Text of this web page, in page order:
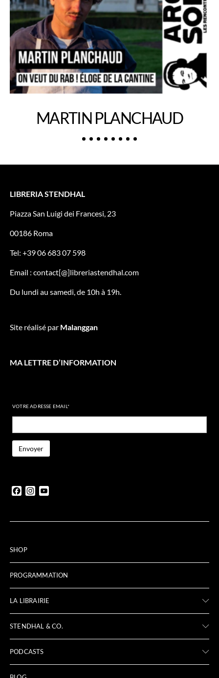
MARTIN PLANCHAUD
LIBRERIA STENDHAL
Piazza San Luigi dei Francesi, 23
00186 Roma
Tel: +39 06 683 07 598
Email : contact[@]libreriastendhal.com
Du lundi au samedi, de 10h à 19h.
Site réalisé par Malanggan
MA LETTRE D’INFORMATION
VOTRE ADRESSE EMAIL*
FacebookInstagram
SHOP
PROGRAMMATION
LA LIBRAIRIE
STENDHAL & CO.
PODCASTS